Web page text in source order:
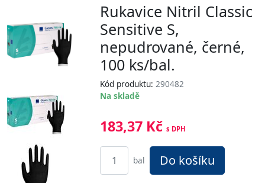
Rukavice Nitril Classic
Sensitive S,
nepudrované, černé,
100 ks/bal.
Kód produktu:290482
Na skladě
183,37 Kčs DPH
bal Do košíku